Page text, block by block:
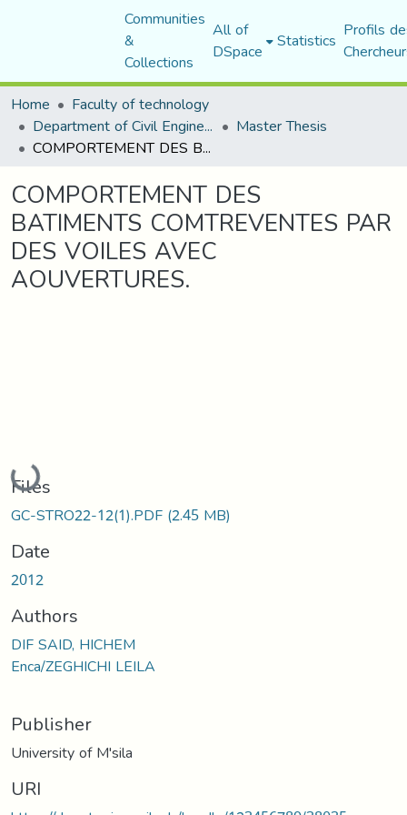
Communities
&
Collections
All of
DSpace Statistics Profils
Home
Faculty of technology
Department of Civil Engineering Master Thesis
COMPORTEMENT DES BATIMENTS COMTREVENTES PAR DES VOILES AVEC AOUVERTURES.
COMPORTEMENT DES
BATIMENTS COMTREVENTES PAR
DES VOILES AVEC
AOUVERTURES.
Loading...
Files
GC-STRO22-12(1).PDF(2.45 MB)
Date
2012
Authors
DIF SAID, HICHEM
Enca/ZEGHICHI LEILA
Publisher
University of M'sila
URI